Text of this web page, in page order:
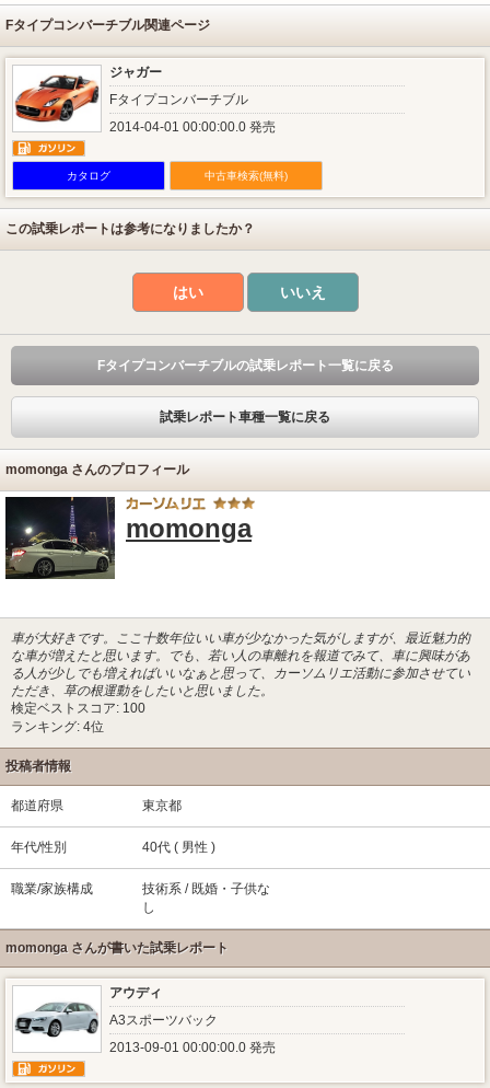
Fタイプコンバーチブル関連ページ
ジャガー
Fタイプコンバーチブル
2014-04-01 00:00:00.0 発売
カタログ 中古車検索(無料)
この試乗レポートは参考になりましたか？
はい いいえ
Fタイプコンバーチブルの試乗レポート一覧に戻る
試乗レポート車種一覧に戻る
momonga さんのプロフィール
momonga
車が大好きです。ここ十数年位いい車が少なかった気がしますが、最近魅力的
な車が増えたと思います。でも、若い人の車離れを報道でみて、車に興味があ
る人が少しでも増えればいいなぁと思って、カーソムリエ活動に参加させてい
ただき、草の根運動をしたいと思いました。
検定ベストスコア: 100
ランキング: 4位
投稿者情報
都道府県 東京都
年代/性別 40代 ( 男性 )
職業/家族構成
技術系 / 既婚・子供な
し
momonga さんが書いた試乗レポート
アウディ
A3スポーツバック
2013-09-01 00:00:00.0 発売